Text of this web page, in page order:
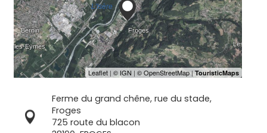
Ferme du grand chêne, rue du stade,
Froges
725 route du blacon